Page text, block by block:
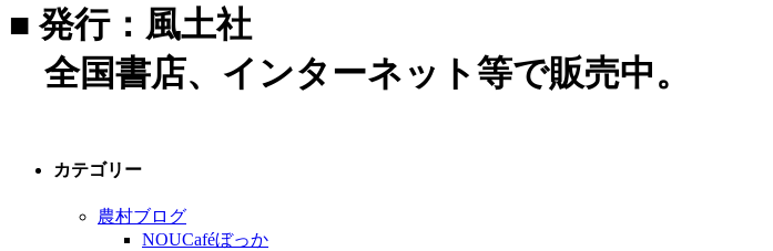
■ 発行：風土社
全国書店、インターネット等で販売中。
カテゴリー
農村ブログ
NOUCaféぼっか